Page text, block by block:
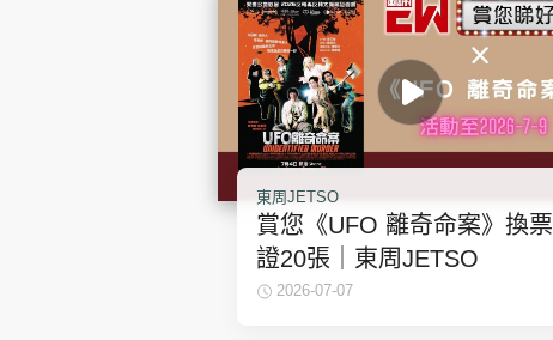
東周JETSO
賞您《UFO 離奇命案》換票
證20張｜東周JETSO
2026-07-07